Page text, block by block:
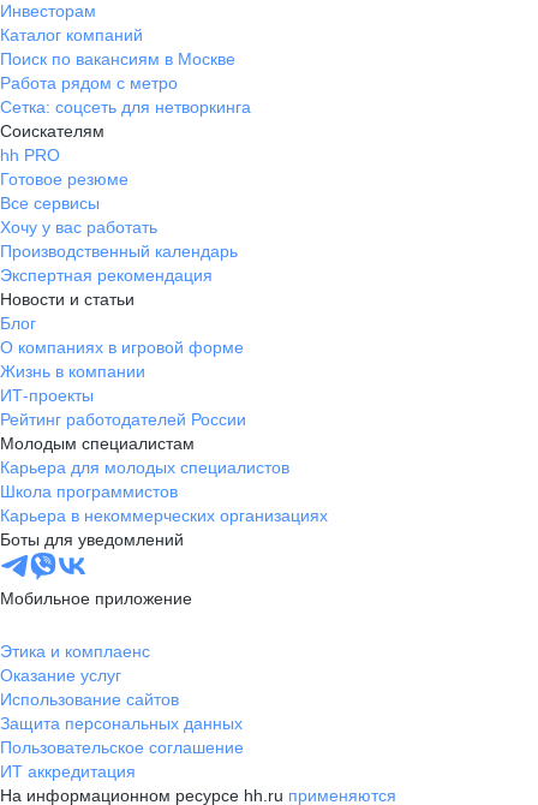
Инвесторам
Каталог компаний
Поиск по вакансиям в Москве
Работа рядом с метро
Сетка: соцсеть для нетворкинга
Соискателям
hh PRO
Готовое резюме
Все сервисы
Хочу у вас работать
Производственный календарь
Экспертная рекомендация
Новости и статьи
Блог
О компаниях в игровой форме
Жизнь в компании
ИТ-проекты
Рейтинг работодателей России
Молодым специалистам
Карьера для молодых специалистов
Школа программистов
Карьера в некоммерческих организациях
Боты для уведомлений
Мобильное приложение
Этика и комплаенс
Оказание услуг
Использование сайтов
Защита персональных данных
Пользовательское соглашение
ИТ аккредитация
На информационном ресурсе hh.ru применяются